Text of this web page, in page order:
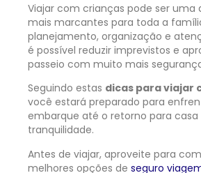
Viajar com crianças pode ser uma
mais marcantes para toda a
planejamento, organização e
é possível reduzir imprevistos e
passeio com muito mais
Seguindo estas dicas para viajar
você estará preparado para
embarque até o retorno para
tranquilidade.
Antes de viajar, aproveite para
melhores opções de seguro